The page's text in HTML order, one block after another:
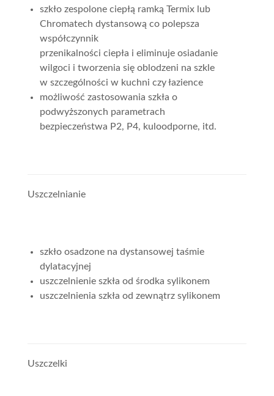
szkło zespolone ciepłą ramką Termix lub
Chromatech dystansową co polepsza
współczynnik
przenikalności ciepła i eliminuje osiadanie
wilgoci i tworzenia się oblodzeni na szkle
w szczególności w kuchni czy łazience
możliwość zastosowania szkła o
podwyższonych parametrach
bezpieczeństwa P2, P4, kuloodporne, itd.
Uszczelnianie
szkło osadzone na dystansowej taśmie
dylatacyjnej
uszczelnienie szkła od środka sylikonem
uszczelnienia szkła od zewnątrz sylikonem
Uszczelki